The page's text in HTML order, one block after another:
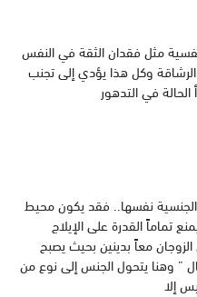
مثل فقدان الثقة في النفس
وكل هذا يؤدي إلى تجنب
في التدهور
نفسها.. فقد يكون محيط
تماماً القدرة على الإيلاج
الزوجان معاً بدينين بحيث يصبح
” وهنا يتحول الجنس إلى نوع من
إلا